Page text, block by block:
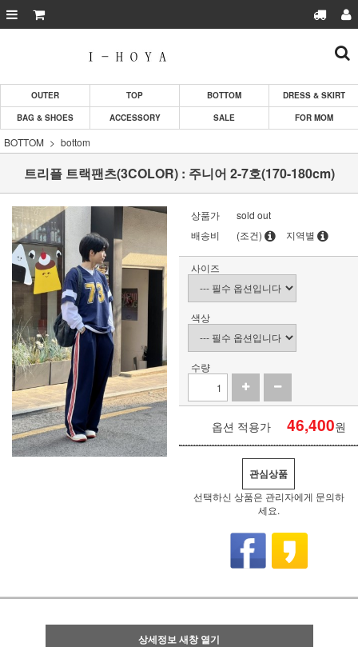
OUTER TOP BOTTOM
DRESS & SKIRT
BAG & SHOES
ACCESSORY SALE FOR MOM
BOTTOM bottom
트리플 트랙팬츠(3COLOR) : 주니어 2-7호(170-180cm)
상품가
sold out
배송비
(조건) 지역별
사이즈
색상
수량
옵션 적용가 46,400원
관심상품
선택하신 상품은 관리자에게 문의하
세요.
상세정보 새창 열기